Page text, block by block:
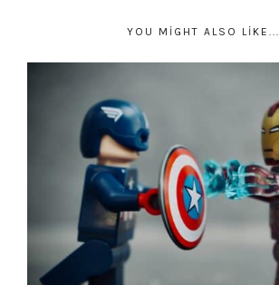
YOU MIGHT ALSO LIKE...